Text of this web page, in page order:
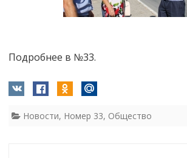
Подробнее в №33.
Новости, Номер 33, Общество